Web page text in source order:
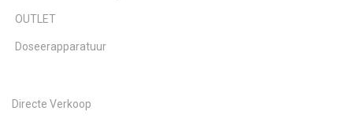
OUTLET
Doseerapparatuur
Directe Verkoop